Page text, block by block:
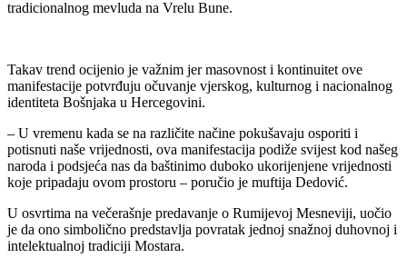
tradicionalnog mevluda na Vrelu Bune.
Takav trend ocijenio je važnim jer masovnost i kontinuitet ove
manifestacije potvrđuju očuvanje vjerskog, kulturnog i nacionalnog
identiteta Bošnjaka u Hercegovini.
– U vremenu kada se na različite načine pokušavaju osporiti i
potisnuti naše vrijednosti, ova manifestacija podiže svijest kod našeg
naroda i podsjeća nas da baštinimo duboko ukorijenjene vrijednosti
koje pripadaju ovom prostoru – poručio je muftija Dedović.
U osvrtima na večerašnje predavanje o Rumijevoj Mesneviji, uočio
je da ono simbolično predstavlja povratak jednoj snažnoj duhovnoj i
intelektualnoj tradiciji Mostara.